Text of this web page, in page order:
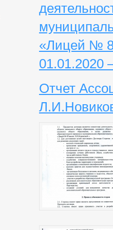
«Лицей №
01.01.2020
Отчет